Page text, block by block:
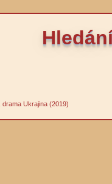
, drama Ukrajina (2019)